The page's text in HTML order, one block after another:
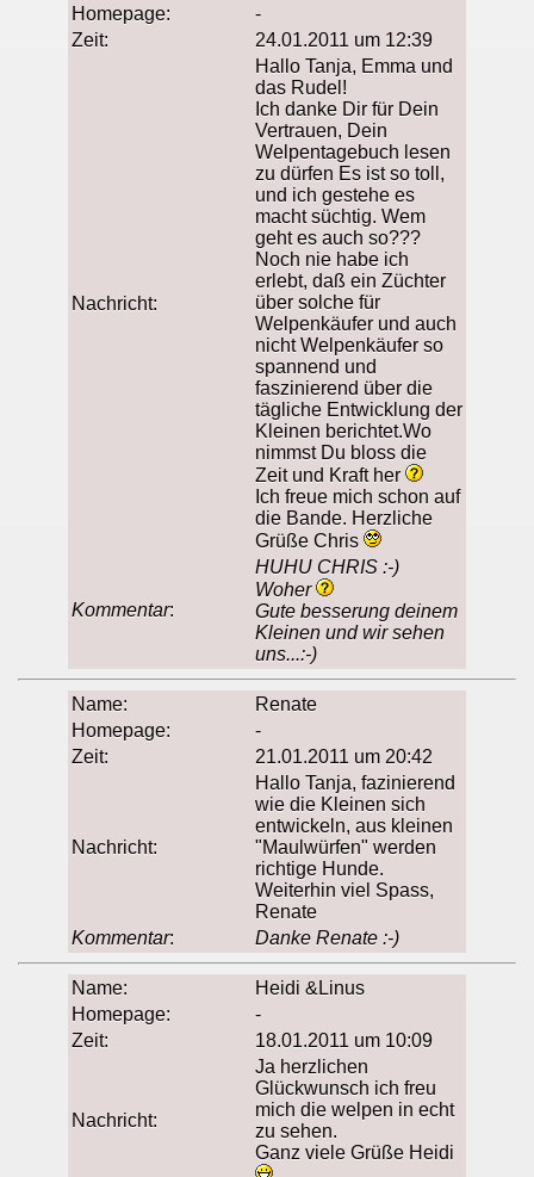
Homepage:
-
Zeit:
24.01.2011 um 12:39
Nachricht:
Hallo Tanja, Emma und
das Rudel!
Ich danke Dir für Dein
Vertrauen, Dein
Welpentagebuch lesen
zu dürfen Es ist so toll,
und ich gestehe es
macht süchtig. Wem
geht es auch so???
Noch nie habe ich
erlebt, daß ein Züchter
über solche für
Welpenkäufer und auch
nicht Welpenkäufer so
spannend und
faszinierend über die
tägliche Entwicklung der
Kleinen berichtet.Wo
nimmst Du bloss die
Zeit und Kraft her
Ich freue mich schon auf
die Bande. Herzliche
Grüße Chris
Kommentar:
HUHU CHRIS :-)
Woher
Gute besserung deinem
Kleinen und wir sehen
uns...:-)
Name:
Renate
Homepage:
-
Zeit:
21.01.2011 um 20:42
Nachricht:
Hallo Tanja, fazinierend
wie die Kleinen sich
entwickeln, aus kleinen
"Maulwürfen" werden
richtige Hunde.
Weiterhin viel Spass,
Renate
Kommentar: Danke Renate :-)
Name:
Heidi &Linus
Homepage:
-
Zeit:
18.01.2011 um 10:09
Nachricht:
Ja herzlichen
Glückwunsch ich freu
mich die welpen in echt
zu sehen.
Ganz viele Grüße Heidi